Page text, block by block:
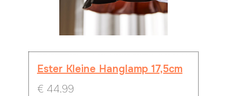
Ester Kleine Hanglamp 17,5cm
€ 44.99